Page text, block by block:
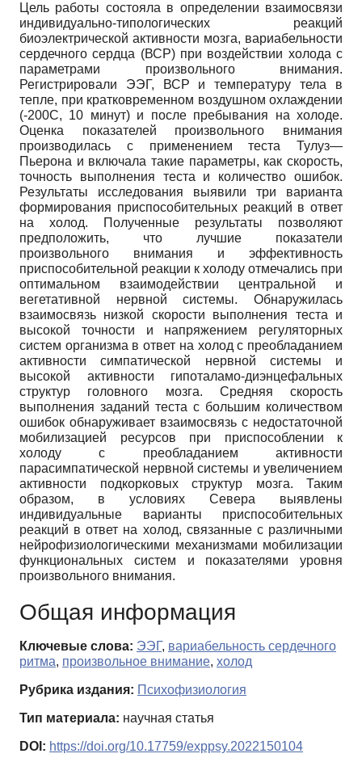
Цель работы состояла в определении взаимосвязи
индивидуально-типологических реакций
биоэлектрической активности мозга, вариабельности
сердечного сердца (ВСР) при воздействии холода с
параметрами произвольного внимания.
Регистрировали ЭЭГ, ВСР и температуру тела в
тепле, при кратковременном воздушном охлаждении
(-200С, 10 минут) и после пребывания на холоде.
Оценка показателей произвольного внимания
производилась с применением теста Тулуз—
Пьерона и включала такие параметры, как скорость,
точность выполнения теста и количество ошибок.
Результаты исследования выявили три варианта
формирования приспособительных реакций в ответ
на холод. Полученные результаты позволяют
предположить, что лучшие показатели
произвольного внимания и эффективность
приспособительной реакции к холоду отмечались при
оптимальном взаимодействии центральной и
вегетативной нервной системы. Обнаружилась
взаимосвязь низкой скорости выполнения теста и
высокой точности и напряжением регуляторных
систем организма в ответ на холод с преобладанием
активности симпатической нервной системы и
высокой активности гипоталамо-диэнцефальных
структур головного мозга. Средняя скорость
выполнения заданий теста c большим количеством
ошибок обнаруживает взаимосвязь с недостаточной
мобилизацией ресурсов при приспособлении к
холоду с преобладанием активности
парасимпатической нервной системы и увеличением
активности подкорковых структур мозга. Таким
образом, в условиях Севера выявлены
индивидуальные варианты приспособительных
реакций в ответ на холод, связанные с различными
нейрофизиологическими механизмами мобилизации
функциональных систем и показателями уровня
произвольного внимания.
Общая информация
Ключевые слова: ЭЭГ, вариабельность сердечного
ритма, произвольное внимание, холод
Рубрика издания: Психофизиология
Тип материала: научная статья
DOI: https://doi.org/10.17759/exppsy.2022150104